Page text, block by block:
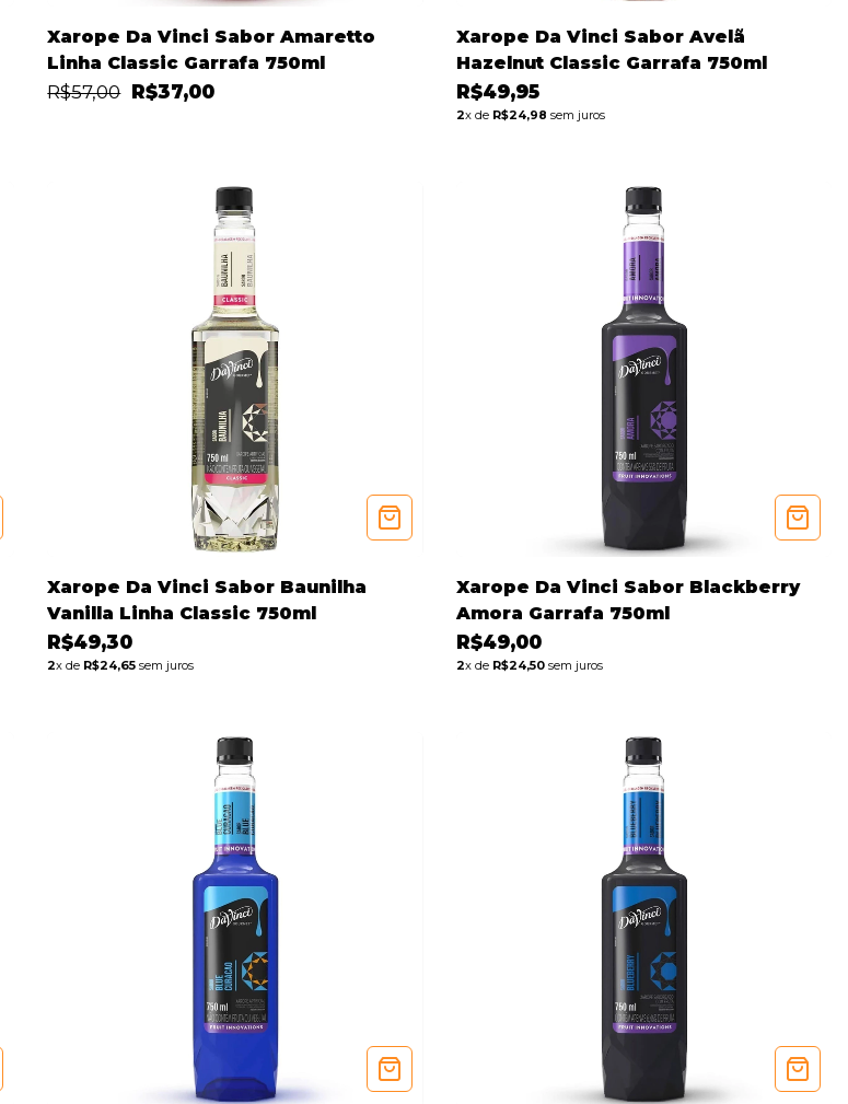
Xarope Da Vinci Sabor Amaretto
Linha Classic Garrafa 750ml
R$57,00 R$37,00
Xarope Da Vinci Sabor Avelã
Hazelnut Classic Garrafa 750ml
R$49,95
2x de R$24,98 sem juros
Xarope Da Vinci Sabor Baunilha
Vanilla Linha Classic 750ml
R$49,30
2x de R$24,65 sem juros
Xarope Da Vinci Sabor Blackberry
Amora Garrafa 750ml
R$49,00
2x de R$24,50sem juros